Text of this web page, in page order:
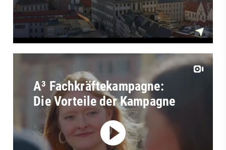
A³ Fachkräftekampagne:
Die Vorteile der Kampagne